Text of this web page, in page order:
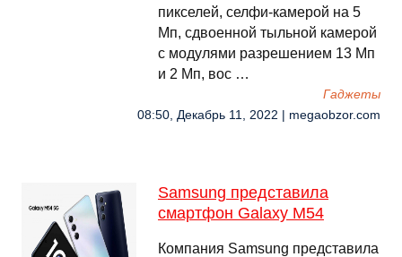
пикселей, селфи-камерой на 5
Мп, сдвоенной тыльной камерой
с модулями разрешением 13 Мп
и 2 Мп, вос …
Гаджеты
08:50, Декабрь 11, 2022 | megaobzor.com
Samsung представила
смартфон Galaxy M54
Компания Samsung представила